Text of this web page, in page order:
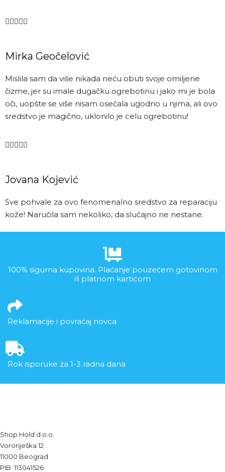

Mirka Geočelović
Mislila sam da više nikada neću obuti svoje omiljene
čizme, jer su imale dugačku ogrebotinu i jako mi je bola
oči, uopšte se više nisam osećala ugodno u njima, ali ovo
sredstvo je magično, uklonilo je celu ogrebotinu!

Jovana Kojević
Sve pohvale za ovo fenomenalno sredstvo za reparaciju
kože! Naručila sam nekoliko, da slučajno ne nestane.
100% sigurna kupovina. Plaćanje pouzećem gotovinom
ili platnom karticom
Reklamacije i povraćaj novca
Rok isporuke za 1-3 radna dana
Shop Hold d.o.o.
Voronješka 12
11000 Beograd
PIB: 113041526